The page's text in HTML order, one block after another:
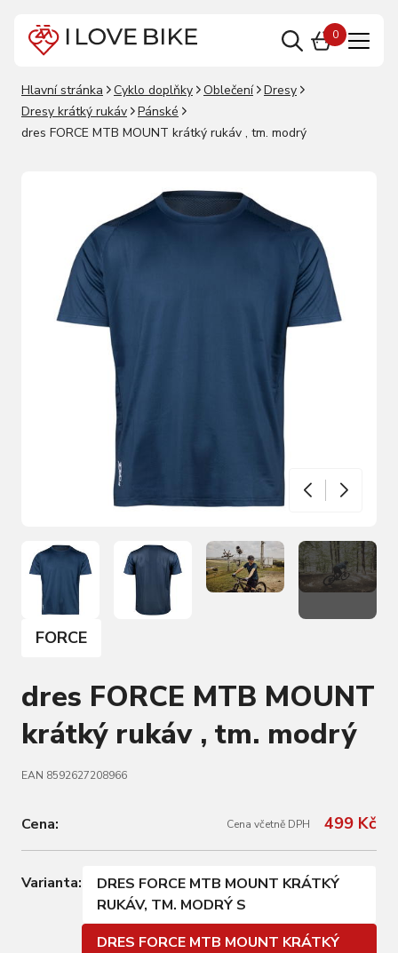
0
Hlavní stránka Cyklo doplňky Oblečení
Dresy
Dresy krátký rukáv
Pánské
dres FORCE MTB MOUNT krátký rukáv , tm. modrý
FORCE
dres FORCE MTB MOUNT
krátký rukáv , tm. modrý
EAN 8592627208966
Cena: Cena včetně DPH 499 Kč
Varianta:
DRES FORCE MTB MOUNT KRÁTKÝ
RUKÁV, TM. MODRÝ S
DRES FORCE MTB MOUNT KRÁTKÝ